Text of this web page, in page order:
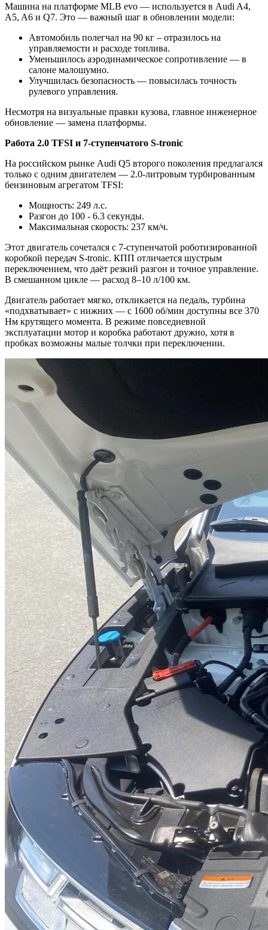
Машина на платформе MLB evo — используется в Audi A4,
A5, A6 и Q7. Это — важный шаг в обновлении модели:
Автомобиль полегчал на 90 кг – отразилось на
управляемости и расходе топлива.
Уменьшилось аэродинамическое сопротивление — в
салоне малошумно.
Улучшилась безопасность — повысилась точность
рулевого управления.
Несмотря на визуальные правки кузова, главное инженерное
обновление — замена платформы.
Работа 2.0 TFSI и 7-ступенчатого S-tronic
На российском рынке Audi Q5 второго поколения предлагался
только с одним двигателем — 2.0-литровым турбированным
бензиновым агрегатом TFSI:
Мощность: 249 л.с.
Разгон до 100 - 6.3 секунды.
Максимальная скорость: 237 км/ч.
Этот двигатель сочетался с 7-ступенчатой роботизированной
коробкой передач S-tronic. КПП отличается шустрым
переключением, что даёт резкий разгон и точное управление.
В смешанном цикле — расход 8–10 л/100 км.
Двигатель работает мягко, откликается на педаль, турбина
«подхватывает» с нижних — с 1600 об/мин доступны все 370
Нм крутящего момента. В режиме повседневной
эксплуатации мотор и коробка работают дружно, хотя в
пробках возможны малые толчки при переключении.